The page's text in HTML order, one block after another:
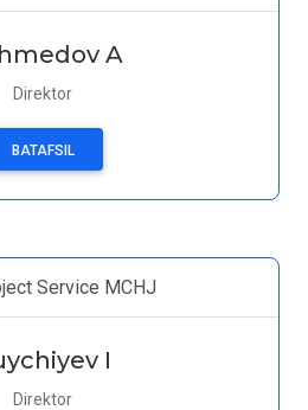
A
Direktor
BATAFSIL
Service MCHJ
I
Direktor